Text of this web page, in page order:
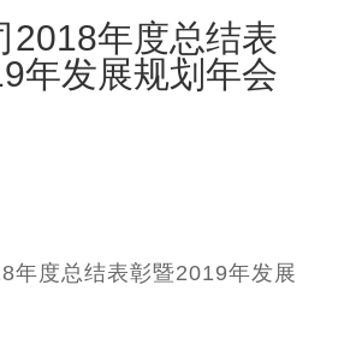
2018年度总结表
年发展规划年会
年度总结表彰暨2019年发展